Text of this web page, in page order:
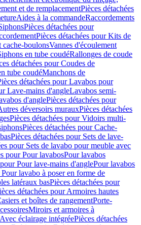
et de remplacementPièces détachées
Aides à la commandeRaccordements
Pièces détachées pour
Pièces détachées pour Kits de
cache-boulonsVannes d'écoulement
en tube coudéRallonges de coude
détachées pour Coudes de
tube coudéManchons de
détachées pour Lavabos pour
Lave-mains d'angleLavabos semi-
d'anglePièces détachées pour
déversoirs murauxPièces détachées
Pièces détachées pour Vidoirs multi-
Pièces détachées pour Cache-
Pièces détachées pour Sets de lave-
pour Sets de lavabo pour meuble avec
pour Pour lavabosPour lavabos
Pour lave-mains d'anglePour lavabos
lavabo à poser en forme de
latéraux basPièces détachées pour
détachées pour Armoires hautes
et boîtes de rangementPorte-
Miroirs et armoires à
Avec éclairage intégréePièces détachées